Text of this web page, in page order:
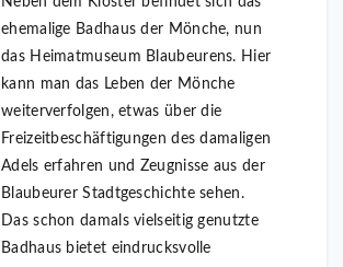
ehemalige Badhaus der Mönche, nun
das Heimatmuseum Blaubeurens. Hier
kann man das Leben der Mönche
weiterverfolgen, etwas über die
Freizeitbeschäftigungen des damaligen
Adels erfahren und Zeugnisse aus der
Blaubeurer Stadtgeschichte sehen.
Das schon damals vielseitig genutzte
Badhaus bietet eindrucksvolle